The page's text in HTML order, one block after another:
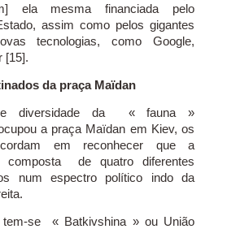
ela mesma financiada pelo
assim como pelos gigantes
tecnologias, como Google,
[15].
da praça Maïdan
diversidade da « fauna »
a praça Maïdan em Kiev, os
em reconhecer que a
composta de quatro diferentes
num espectro político indo da
tem-se « Batkivshina » ou União